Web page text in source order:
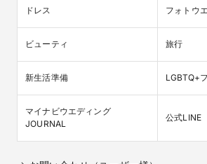
ドレス フォトウ
ビューティ 旅行
新生活準備 LGBTQ+
マイナビウエディング
JOURNAL
公式LINE